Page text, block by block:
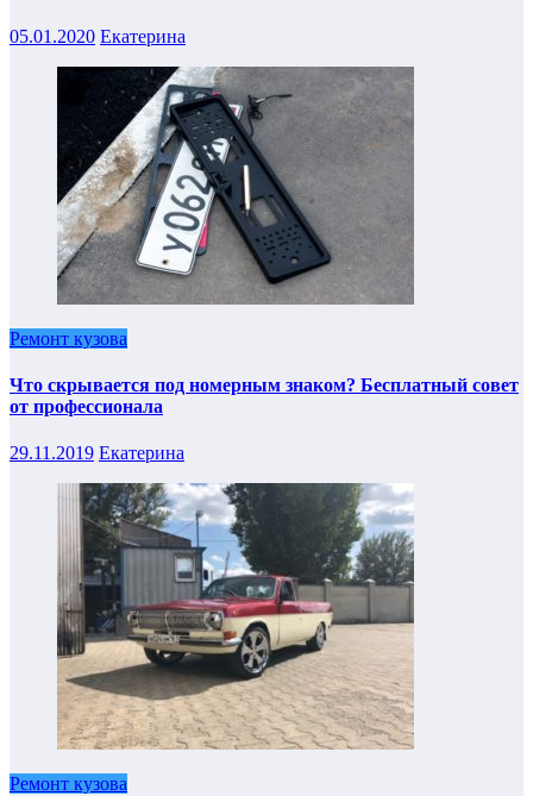
05.01.2020 Екатерина
Ремонт кузова
Что скрывается под номерным знаком? Бесплатный совет
от профессионала
29.11.2019 Екатерина
Ремонт кузова